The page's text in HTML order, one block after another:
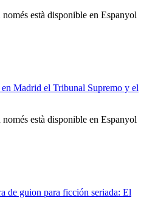
està disponible en Espanyol
Madrid el Tribunal Supremo y el
està disponible en Espanyol
de guion para ficción seriada: El